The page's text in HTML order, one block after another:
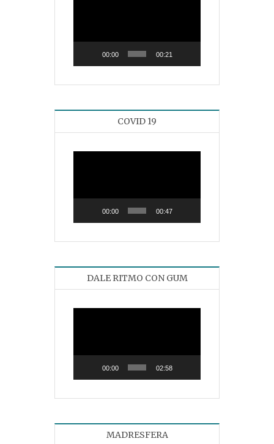
00:00 00:21
COVID 19
00:00 00:47
DALE RITMO CON GUM
00:00 02:58
MADRESFERA